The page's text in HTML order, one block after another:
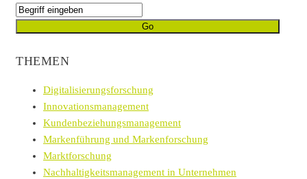
THEMEN
Digitalisierungsforschung
Innovationsmanagement
Kundenbeziehungsmanagement
Markenführung und Markenforschung
Marktforschung
Nachhaltigkeitsmanagement in Unternehmen